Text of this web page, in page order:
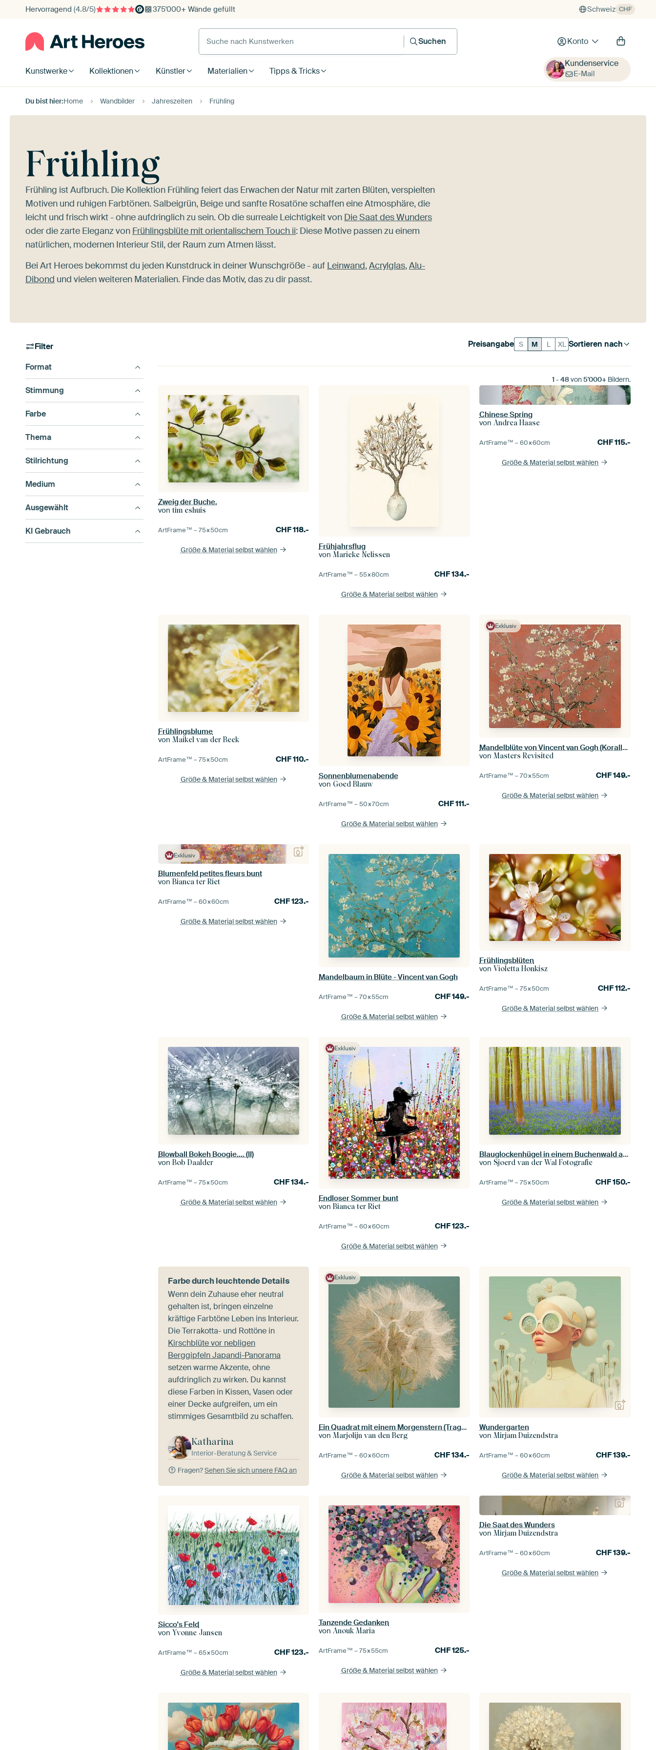
Hervorragend (4.8/5) 375'000+ Wände gefüllt Schweiz CHF
Suche nach Kunstwerken
Suchen
Konto
Kunstwerke Kollektionen Künstler Materialien Tipps & Tricks
Kundenservice
E-Mail
Du bist hier:Home Wandbilder Jahreszeiten Frühling
Frühling
Frühling ist Aufbruch. Die Kollektion Frühling feiert das Erwachen der Natur mit zarten Blüten, verspielten
Motiven und ruhigen Farbtönen. Salbeigrün, Beige und sanfte Rosatöne schaffen eine Atmosphäre, die
leicht und frisch wirkt - ohne aufdringlich zu sein. Ob die surreale Leichtigkeit von Die Saat des Wunders
oder die zarte Eleganz von Frühlingsblüte mit orientalischem Touch ii: Diese Motive passen zu einem
natürlichen, modernen Interieur Stil, der Raum zum Atmen lässt.
Bei Art Heroes bekommst du jeden Kunstdruck in deiner Wunschgröße - auf Leinwand,Acrylglas,Alu-
Dibond und vielen weiteren Materialien. Finde das Motiv, das zu dir passt.
Filter
Format
Stimmung
Farbe
Thema
Stilrichtung
Medium
Ausgewählt
KI Gebrauch
Sortieren nach
Preisangabe S M L XL
1 - 48von5'000+Bildern.
Zweig der Buche.
vontim eshuis
ArtFrame™ –75×50cm CHF118.-
Größe & Material selbst wählen
Frühjahrsflug
vonMarieke Nelissen
ArtFrame™ –55×80cm CHF134.-
Größe & Material selbst wählen
Chinese Spring
vonAndrea Haase
ArtFrame™ –60×60cm CHF115.-
Größe & Material selbst wählen
Frühlingsblume
vonMaikel van der Beek
ArtFrame™ –75×50cm CHF110.-
Größe & Material selbst wählen
Sonnenblumenabende
von Goed Blauw
ArtFrame™ –50×70cm CHF111.-
Größe & Material selbst wählen
Exklusiv
Mandelblüte von Vincent van Gogh (Koralle, Farbe des Jahres 2019)
vonMasters Revisited
ArtFrame™ –70×55cm CHF149.-
Größe & Material selbst wählen
Exklusiv
Blumenfeld petites fleurs bunt
vonBianca ter Riet
ArtFrame™ –60×60cm CHF123.-
Größe & Material selbst wählen
Mandelbaum in Blüte - Vincent van Gogh
ArtFrame™ –70×55cm CHF149.-
Größe & Material selbst wählen
Frühlingsblüten
vonVioletta Honkisz
ArtFrame™ –75×50cm CHF112.-
Größe & Material selbst wählen
Blowball Bokeh Boogie.... (II)
vonBob Daalder
ArtFrame™ –75×50cm CHF134.-
Größe & Material selbst wählen
Exklusiv
Endloser Sommer bunt
vonBianca ter Riet
ArtFrame™ –60×60cm CHF123.-
Größe & Material selbst wählen
Blauglockenhügel in einem Buchenwald an einem Frühlingsmorgen
von Sjoerd van der Wal Fotografie
ArtFrame™ –75×50cm CHF150.-
Größe & Material selbst wählen
Farbe durch leuchtende Details
Wenn dein Zuhause eher neutral
gehalten ist, bringen einzelne
kräftige Farbtöne Leben ins Interieur.
Die Terrakotta- und Rottöne in
Kirschblüte vor nebligen
Berggipfeln Japandi-Panorama
setzen warme Akzente, ohne
aufdringlich zu wirken. Du kannst
diese Farben in Kissen, Vasen oder
einer Decke aufgreifen, um ein
stimmiges Gesamtbild zu schaffen.
Katharina
Interior-Beratung & Service
Fragen?Sehen Sie sich unsere FAQ an
Exklusiv
Ein Quadrat mit einem Morgenstern (Tragopogon) und einem türkisfarbenen Hintergrund
vonMarjolijn van den Berg
ArtFrame™ –60×60cm CHF134.-
Größe & Material selbst wählen
Wundergarten
vonMirjam Duizendstra
ArtFrame™ –60×60cm CHF139.-
Größe & Material selbst wählen
Sicco's Feld
vonYvonne Jansen
ArtFrame™ –65×50cm CHF123.-
Größe & Material selbst wählen
Tanzende Gedanken
vonAnouk Maria
ArtFrame™ –75×55cm CHF125.-
Größe & Material selbst wählen
Die Saat des Wunders
vonMirjam Duizendstra
ArtFrame™ –60×60cm CHF139.-
Größe & Material selbst wählen